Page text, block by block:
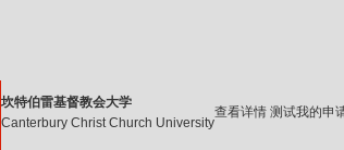
坎特伯雷基督教会大学
Canterbury Christ Church University
查看详情 测试我的申